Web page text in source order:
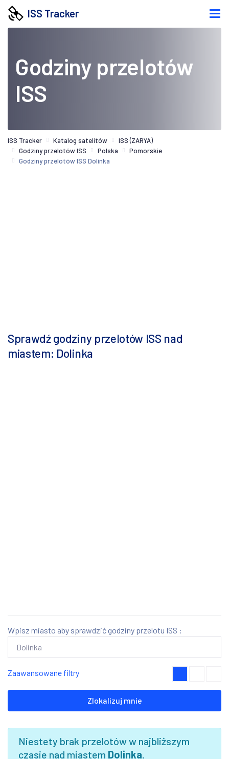
ISS Tracker
Godziny przelotów
ISS
ISS Tracker Katalog satelitów
ISS (ZARYA)
Godziny przelotów ISS
Polska
Pomorskie
Godziny przelotów ISS Dolinka
Sprawdź godziny przelotów ISS nad
miastem: Dolinka
Wpisz miasto aby sprawdzić godziny przelotu ISS :
Zaawansowane filtry
Zlokalizuj mnie
Niestety brak przelotów w najbliższym
czasie nad miastem Dolinka.